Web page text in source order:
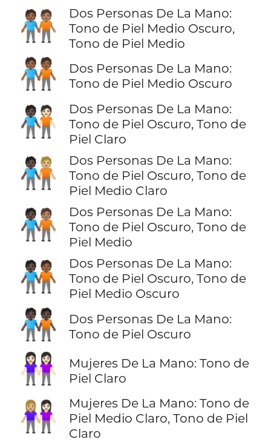
🧑🏾‍🤝‍🧑🏽
Dos Personas De La Mano:
Tono de Piel Medio Oscuro,
Tono de Piel Medio
🧑🏾‍🤝‍🧑🏾
Dos Personas De La Mano:
Tono de Piel Medio Oscuro
🧑🏿‍🤝‍🧑🏻
Dos Personas De La Mano:
Tono de Piel Oscuro, Tono de
Piel Claro
🧑🏿‍🤝‍🧑🏼
Dos Personas De La Mano:
Tono de Piel Oscuro, Tono de
Piel Medio Claro
🧑🏿‍🤝‍🧑🏽
Dos Personas De La Mano:
Tono de Piel Oscuro, Tono de
Piel Medio
🧑🏿‍🤝‍🧑🏾
Dos Personas De La Mano:
Tono de Piel Oscuro, Tono de
Piel Medio Oscuro
🧑🏿‍🤝‍🧑🏿
Dos Personas De La Mano:
Tono de Piel Oscuro
👭🏻
Mujeres De La Mano: Tono de
Piel Claro
👩🏼‍🤝‍👩🏻
Mujeres De La Mano: Tono de
Piel Medio Claro, Tono de Piel
Claro